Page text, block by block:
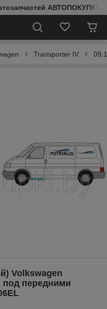
АВТОПОКУПКИ
Transporter IV
Volkswagen
под передними